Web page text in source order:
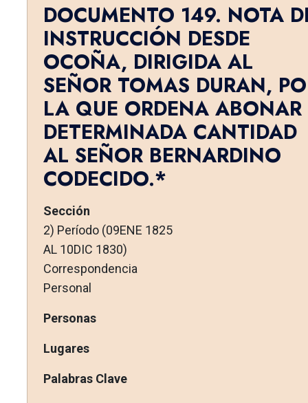
DOCUMENTO 149. NOTA
INSTRUCCIÓN DESDE
OCOÑA, DIRIGIDA AL
SEÑOR TOMAS DURAN,
LA QUE ORDENA ABONAR
DETER­MINADA CANTIDAD
AL SEÑOR BERNARDINO
CODECIDO.*
Sección
2) Período (09ENE 1825
AL 10DIC 1830)
Correspondencia
Personal
Personas
Lugares
Palabras Clave